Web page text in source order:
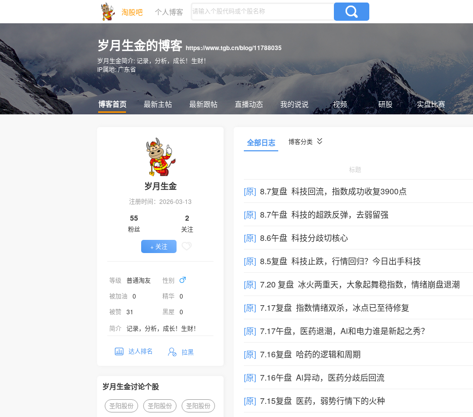
淘股吧 个人博客
岁月生金的博客 https://www.tgb.cn/blog/11788035
岁月生金简介:记录，分析，成长！生财！
IP属地:广东省
博客首页 最新主帖 最新跟帖 直播动态 我的说说 视频 研股 实盘比赛
岁月生金
注册时间：2026-03-13
55
粉丝
2
关注
+ 关注
等级 普通淘友
性别
被加油
0 精华 0
被赞 31 黑屋
0
简介 记录，分析，成长！生财！
达人排名 拉黑
岁月生金讨论个股
圣阳股份 圣阳股份 圣阳股份
全部日志 博客分类
标题
[原] 8.7复盘 科技回流，指数成功收复3900点
[原] 8.7午盘 科技的超跌反弹，去弱留强
[原] 8.6午盘 科技分歧切核心
[原] 8.5复盘 科技止跌，行情回归？今日出手科技
[原] 7.20 复盘 冰火两重天，大象起舞稳指数，情绪崩盘退潮
[原] 7.17复盘 指数情绪双杀，冰点已至待修复
[原] 7.17午盘，医药退潮，Ai和电力谁是新起之秀？
[原] 7.16复盘 哈药的逻辑和周期
[原] 7.16午盘 Ai异动，医药分歧后回流
[原] 7.15复盘 医药，弱势行情下的火种